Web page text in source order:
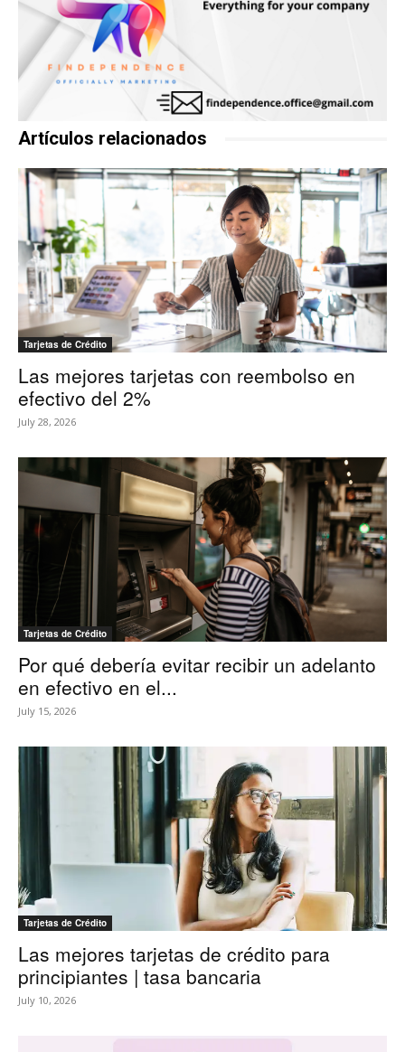
Artículos relacionados
Tarjetas de Crédito
Las mejores tarjetas con reembolso en
efectivo del 2%
July 28, 2026
Tarjetas de Crédito
Por qué debería evitar recibir un adelanto
en efectivo en el...
July 15, 2026
Tarjetas de Crédito
Las mejores tarjetas de crédito para
principiantes | tasa bancaria
July 10, 2026